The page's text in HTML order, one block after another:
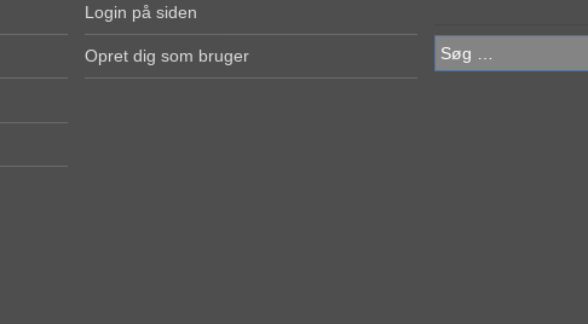
Login på siden
Opret dig som bruger
Søg
efter: